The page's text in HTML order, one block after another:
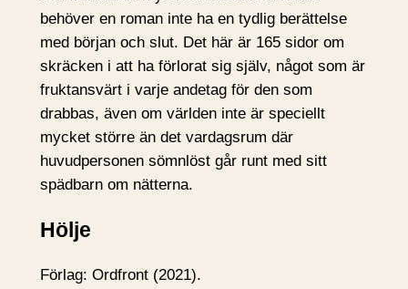
behöver en roman inte ha en tydlig berättelse
med början och slut. Det här är 165 sidor om
skräcken i att ha förlorat sig själv, något som är
fruktansvärt i varje andetag för den som
drabbas, även om världen inte är speciellt
mycket större än det vardagsrum där
huvudpersonen sömnlöst går runt med sitt
spädbarn om nätterna.
Hölje
Förlag: Ordfront (2021).